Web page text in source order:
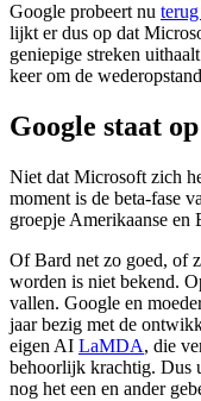
Google probeert nu
lijkt er dus op dat
geniepige streken
keer om de
Google staat
Niet dat Microsoft zich
moment is de beta-fase
groepje Amerikaanse en
Of Bard net zo goed, of
worden is niet bekend.
vallen. Google en
jaar bezig met de
eigen AI LaMDA, die
behoorlijk krachtig. Dus
nog het een en ander